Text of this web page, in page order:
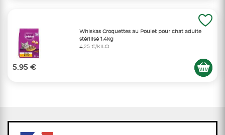
Whiskas Croquettes au Poulet pour chat adulte
stérilisé 1,4kg
4,25 €/KILO
5.95 €